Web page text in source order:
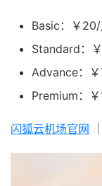
Basic：￥20/
Standard：
Advance：
Premium：
闪狐云机场官网